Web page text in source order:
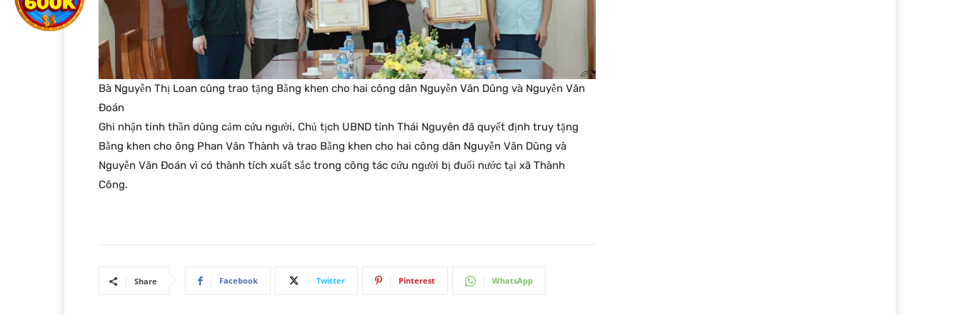
Bà Nguyễn Thị Loan cũng trao tặng Bằng khen cho hai công dân Nguyễn Văn Dũng và Nguyễn Văn
Đoán
Ghi nhận tinh thần dũng cảm cứu người, Chủ tịch UBND tỉnh Thái Nguyên đã quyết định truy tặng
Bằng khen cho ông Phan Văn Thành và trao Bằng khen cho hai công dân Nguyễn Văn Dũng và
Nguyễn Văn Đoán vì có thành tích xuất sắc trong công tác cứu người bị đuối nước tại xã Thành
Công.
Share Facebook Twitter Pinterest WhatsApp